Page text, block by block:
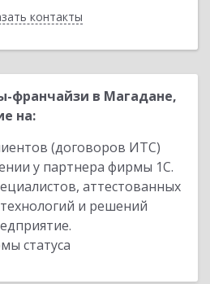
контакты
Назад
франчайзи в Магадане,
на:
(договоров ИТС)
у партнера фирмы 1С.
аттестованных
и решений
статуса